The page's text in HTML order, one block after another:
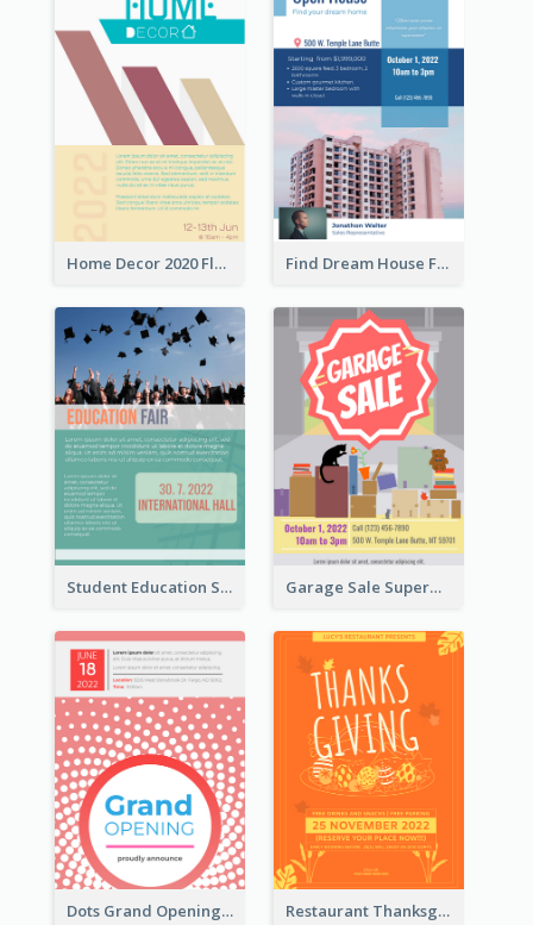
Home Decor 2020 Flyer Find Dream House Flyer
Student Education Study Flyer Garage Sale Supermarket Flyer
Dots Grand Opening Flyers Restaurant Thanksgiving Promote Flyers